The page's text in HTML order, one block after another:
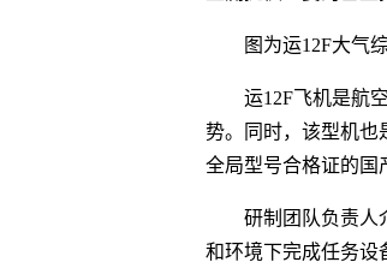
图为运12F大气
运12F飞机是航
势。同时，该型机也
全局型号合格证的国
研制团队负责人
和环境下完成任务设